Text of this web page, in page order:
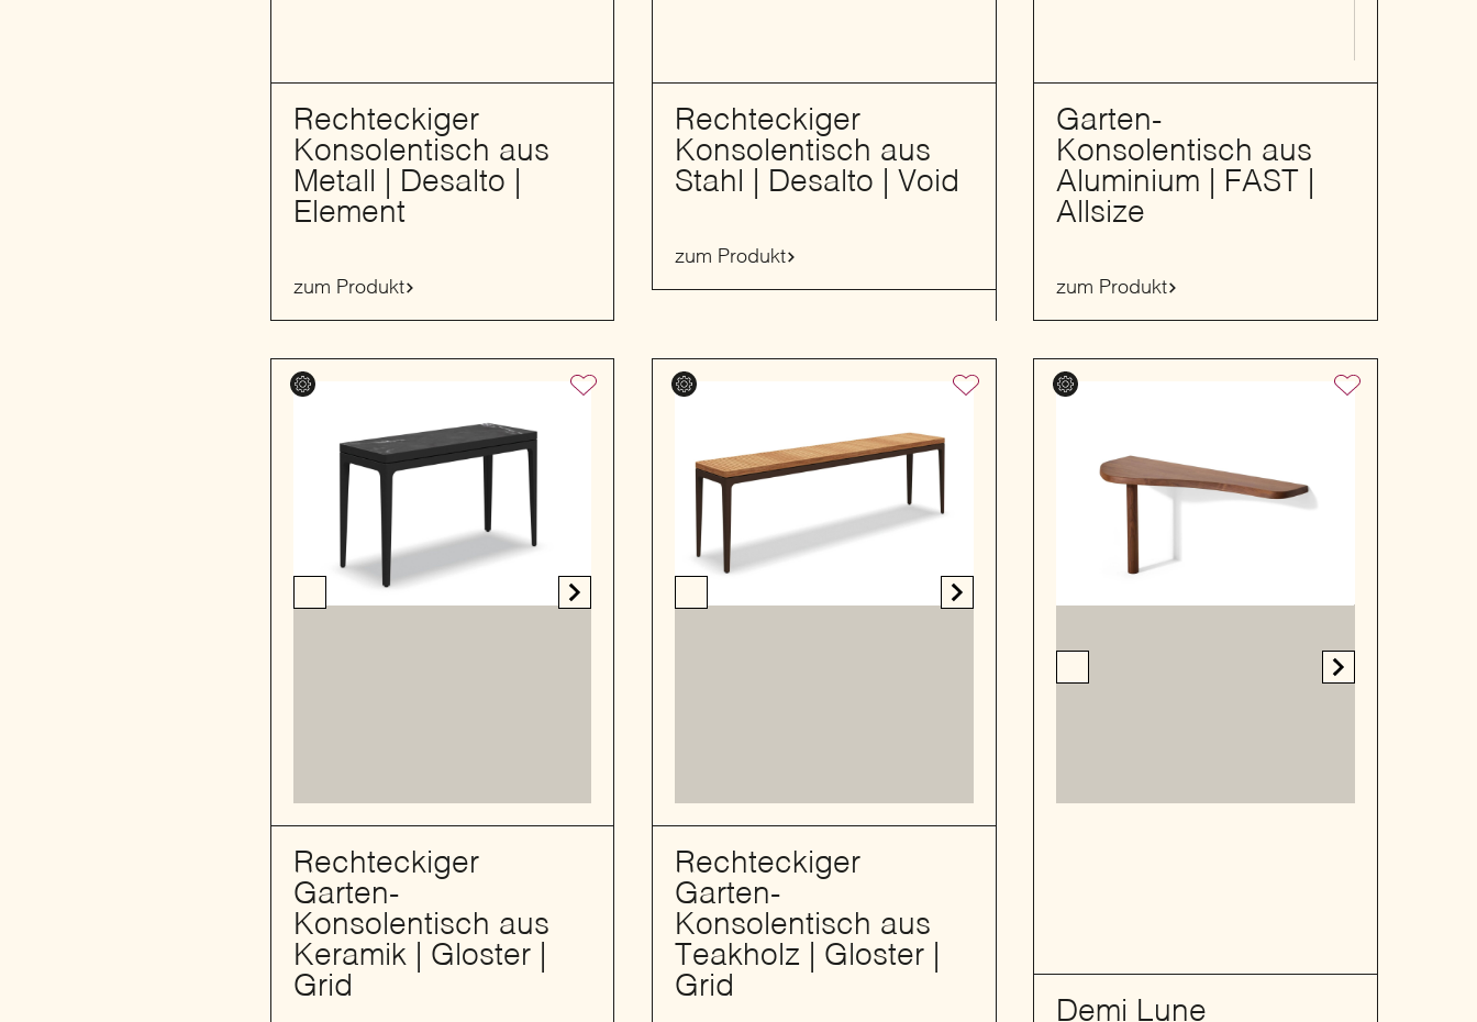
Rechteckiger
Konsolentisch aus
Metall | Desalto |
Element
zum Produkt
Rechteckiger
Konsolentisch aus
Stahl | Desalto | Void
zum Produkt
Garten-
Konsolentisch aus
Aluminium | FAST |
Allsize
zum Produkt
Rechteckiger
Garten-
Konsolentisch aus
Keramik | Gloster |
Grid
Rechteckiger
Garten-
Konsolentisch aus
Teakholz | Gloster |
Grid
Demi Lune